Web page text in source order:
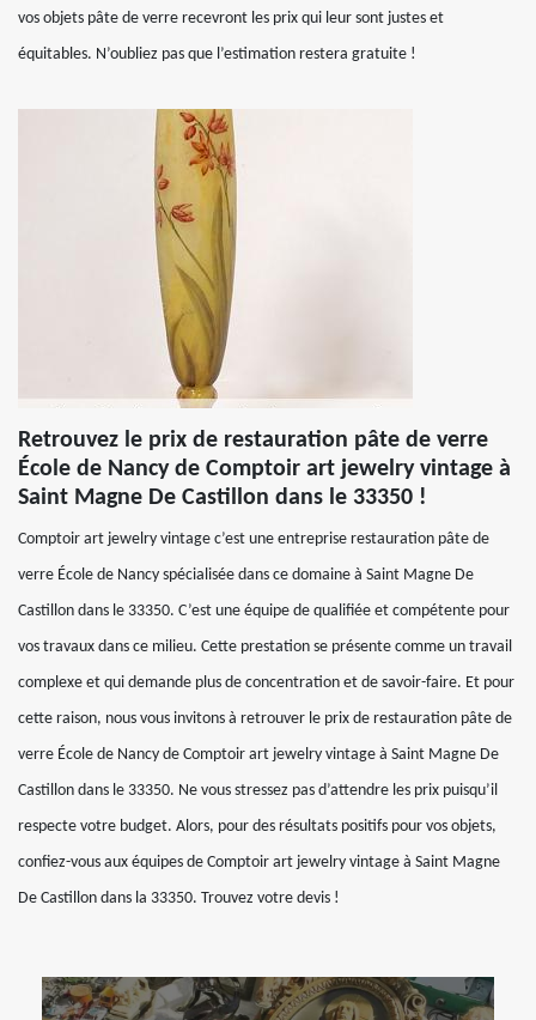
vos objets pâte de verre recevront les prix qui leur sont justes et
équitables. N’oubliez pas que l’estimation restera gratuite !
Retrouvez le prix de restauration pâte de verre
École de Nancy de Comptoir art jewelry vintage à
Saint Magne De Castillon dans le 33350 !
Comptoir art jewelry vintage c’est une entreprise restauration pâte de
verre École de Nancy spécialisée dans ce domaine à Saint Magne De
Castillon dans le 33350. C’est une équipe de qualifiée et compétente pour
vos travaux dans ce milieu. Cette prestation se présente comme un travail
complexe et qui demande plus de concentration et de savoir-faire. Et pour
cette raison, nous vous invitons à retrouver le prix de restauration pâte de
verre École de Nancy de Comptoir art jewelry vintage à Saint Magne De
Castillon dans le 33350. Ne vous stressez pas d’attendre les prix puisqu’il
respecte votre budget. Alors, pour des résultats positifs pour vos objets,
confiez-vous aux équipes de Comptoir art jewelry vintage à Saint Magne
De Castillon dans la 33350. Trouvez votre devis !